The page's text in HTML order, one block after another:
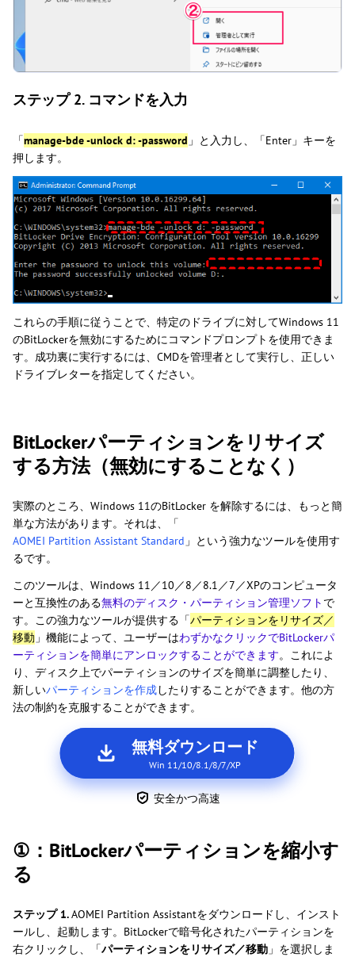
ステップ 2. コマンドを入力
「manage-bde -unlock d: -password 」と入力し、「Enter」キーを
押します。
これらの手順に従うことで、特定のドライブに対してWindows 11
のBitLockerを無効にするためにコマンドプロンプトを使用できま
す。成功裏に実行するには、CMDを管理者として実行し、正しい
ドライブレターを指定してください。
BitLockerパーティションをリサイズ
する方法（無効にすることなく）
実際のところ、Windows 11のBitLocker を解除するには、もっと簡
単な方法があります。それは、「
AOMEI Partition Assistant Standard 」という強力なツールを使用す
るです。
このツールは、Windows 11／10／8／8.1／7／XPのコンピュータ
ーと互換性のある無料のディスク・パーティション管理ソフト で
す。この強力なツールが提供する「パーティションをリサイズ／
移動 」機能によって、ユーザーはわずかなクリックでBitLockerパ
ーティションを簡単にアンロックすることができます。これによ
り、ディスク上でパーティションのサイズを簡単に調整したり、
新しいパーティションを作成したりすることができます。他の方
法の制約を克服することができます。
無料ダウンロード
Win 11/10/8.1/8/7/XP
安全かつ高速
①：BitLockerパーティションを縮小す
る
ステップ 1.AOMEI Partition Assistantをダウンロードし、インスト
ールし、起動します。BitLockerで暗号化されたパーティションを
右クリックし、「パーティションをリサイズ／移動 」を選択しま